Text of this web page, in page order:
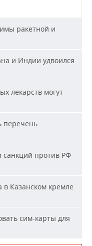
ракетной и
и Индии удвоился
лекарств могут
перечень
санкций против РФ
в Казанском кремле
сим-карты для